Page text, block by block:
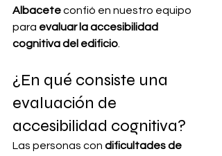
Albacete confió en nuestro equipo
para evaluar la accesibilidad
cognitiva del edificio
¿En qué consiste una
evaluación de
accesibilidad cognitiva?
Las personas con dificultades de